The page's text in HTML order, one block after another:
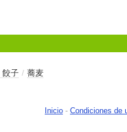
餃子 / 蕎麦
Inicio - Condiciones de